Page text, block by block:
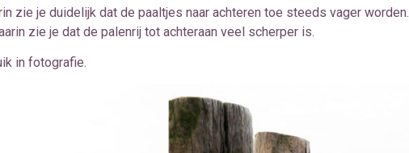
zie je duidelijk dat de paaltjes naar achteren toe steeds vager worden.
zie je dat de palenrij tot achteraan veel scherper is.
in fotografie.